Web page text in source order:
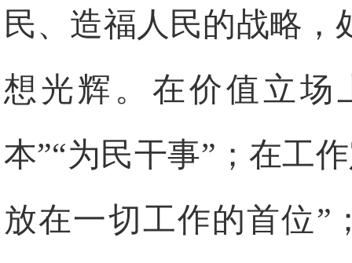
民、造福人民的战略，
想光辉。在价值立场
本”“为民干事”；在工
放在一切工作的首位”